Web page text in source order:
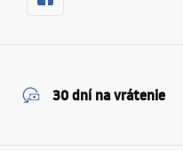
30 dní na vrátenie